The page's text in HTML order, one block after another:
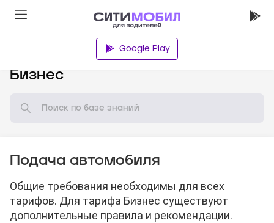
Google Play
Бизнес
Подача автомобиля
Общие требования необходимы для всех
тарифов. Для тарифа Бизнес существуют
дополнительные правила и рекомендации.